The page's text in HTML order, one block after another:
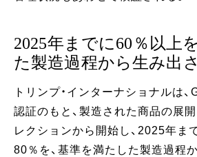
2025年までに60％以上
た製造過程から生み出
トリンプ・インターナショナルは
認証のもと、製造された商品の展
レクションから開始し、2025年ま
80％を、基準を満たした製造過程